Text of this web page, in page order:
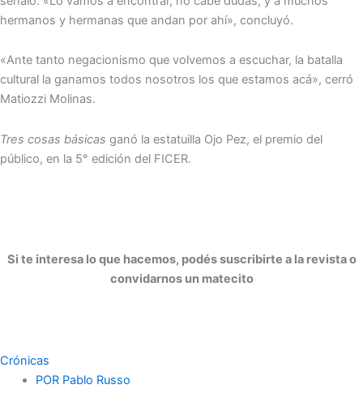
hermanos y hermanas que andan por ahí», concluyó.
«Ante tanto negacionismo que volvemos a escuchar, la batalla
cultural la ganamos todos nosotros los que estamos acá», cerró
Matiozzi Molinas.
Tres cosas básicas ganó la estatuilla Ojo Pez, el premio del
público, en la 5° edición del FICER.
Si te interesa lo que hacemos, podés suscribirte a la revista o
convidarnos un matecito
Crónicas
POR Pablo Russo